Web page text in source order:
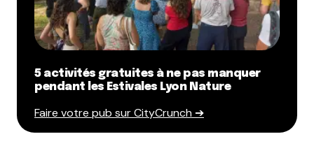
5 activités gratuites à ne pas manquer
pendant les Estivales Lyon Nature
Faire votre pub sur CityCrunch ➔